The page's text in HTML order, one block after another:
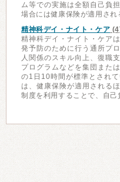
ム等での実施は全額自己負
場合には健康保険が適用され
精神科デイ・ナイト・ケア
精神科デイ・ナイト・ケア
発予防のために行う通所プ
人関係のスキル向上、復職
プログラムなどを集団また
の1日10時間が標準とされ
は、健康保険が適用される
制度を利用することで、自己